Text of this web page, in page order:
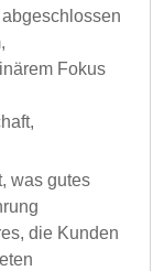
Fokus
was gutes
die Kunden